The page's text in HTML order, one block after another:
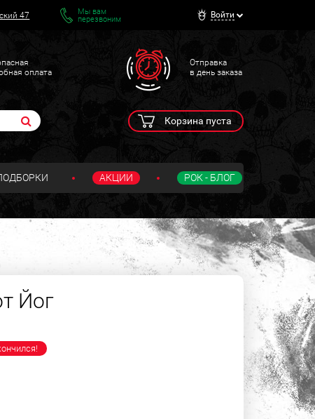
47
Мы вам
перезвоним
Войти
оплата
Отправка
в день заказа
Корзина пуста
АКЦИИ РОК - БЛОГ
Йог